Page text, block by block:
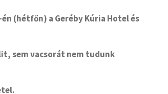
(hétfőn) a Geréby Kúria Hotel és
sem vacsorát nem tudunk